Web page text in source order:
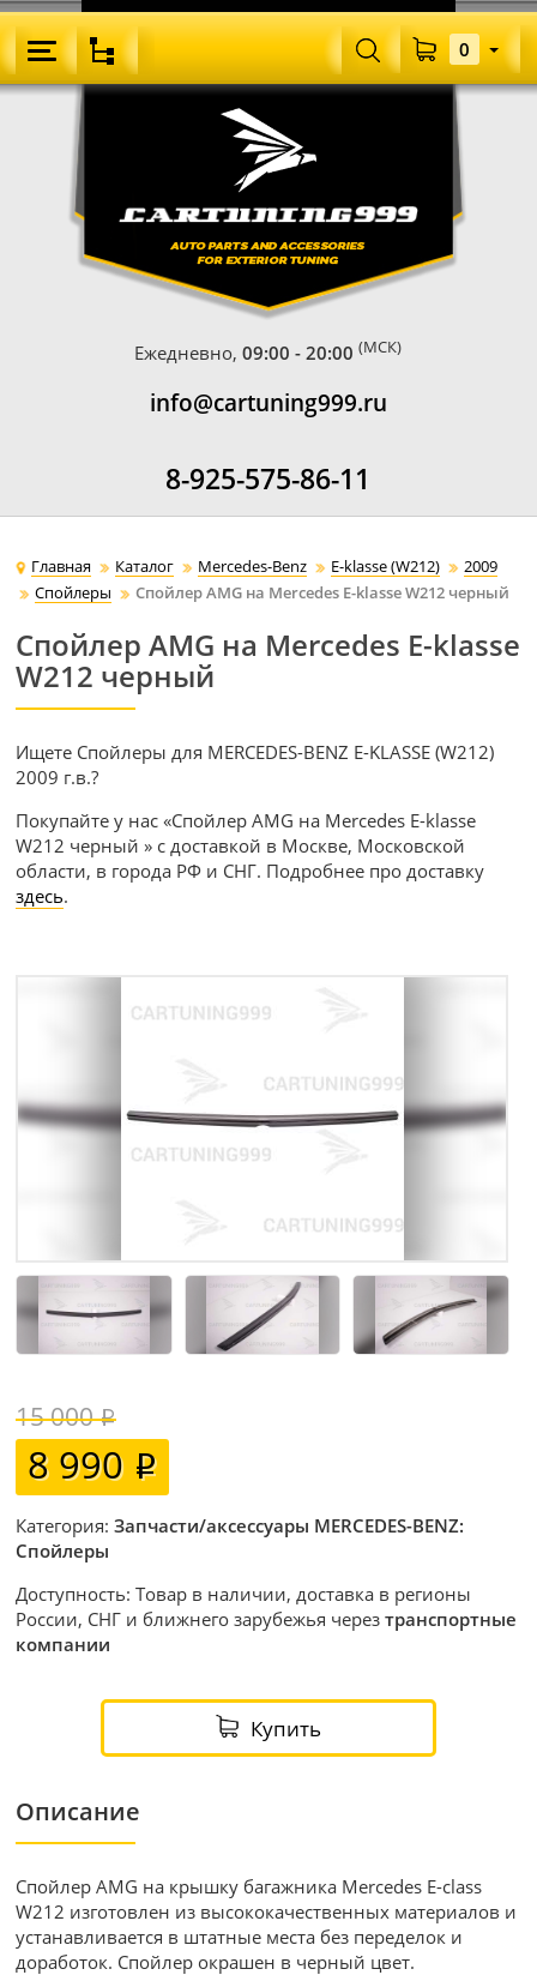
Ежедневно,09:00 - 20:00 (МСК)
info@cartuning999.ru
8-925-575-86-11
0
Главная Каталог Mercedes-Benz E-klasse (W212)
2009
Спойлеры
Спойлер AMG на Mercedes E-klasse W212 черный
Спойлер AMG на Mercedes E-klasse
W212 черный
Ищете Спойлеры для MERCEDES-BENZ E-KLASSE (W212)
2009 г.в.?
Покупайте у нас «Спойлер AMG на Mercedes E-klasse
W212 черный » с доставкой в Москве, Московской
области, в города РФ и СНГ. Подробнее про доставку
здесь.
15 000
8 990
Категория:Запчасти/аксессуары MERCEDES-BENZ:
Спойлеры
Доступность: Товар в наличии, доставка в регионы
России, СНГ и ближнего зарубежья черезтранспортные
компании
Купить
Описание
Спойлер AMG на крышку багажника Mercedes E-class
W212 изготовлен из высококачественных материалов и
устанавливается в штатные места без переделок и
доработок. Спойлер окрашен в черный цвет.